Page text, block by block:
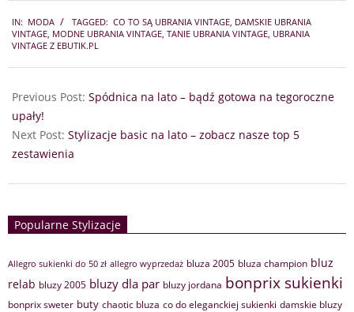
06-
23
IN: MODA TAGGED: CO TO SĄ UBRANIA VINTAGE, DAMSKIE UBRANIA
VINTAGE, MODNE UBRANIA VINTAGE, TANIE UBRANIA VINTAGE, UBRANIA
VINTAGE Z EBUTIK.PL
Previous Post: Spódnica na lato – bądź gotowa na tegoroczne
upały!
Next Post: Stylizacje basic na lato – zobacz nasze top 5
zestawienia
Popularne Stylizacje
Allegro sukienki do 50 zł allegro wyprzedaż bluza 2005 bluza champion bluz
relab bluzy 2005 bluzy dla par bluzy jordana bonprix sukienki
bonprix sweter buty chaotic bluza co do eleganckiej sukienki damskie bluzy